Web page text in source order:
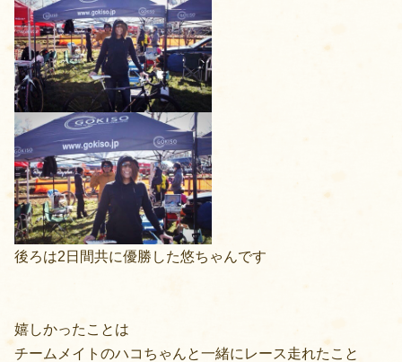
後ろは2日間共に優勝した悠ちゃんです
嬉しかったことは
チームメイトのハコちゃんと一緒にレース走れたこと